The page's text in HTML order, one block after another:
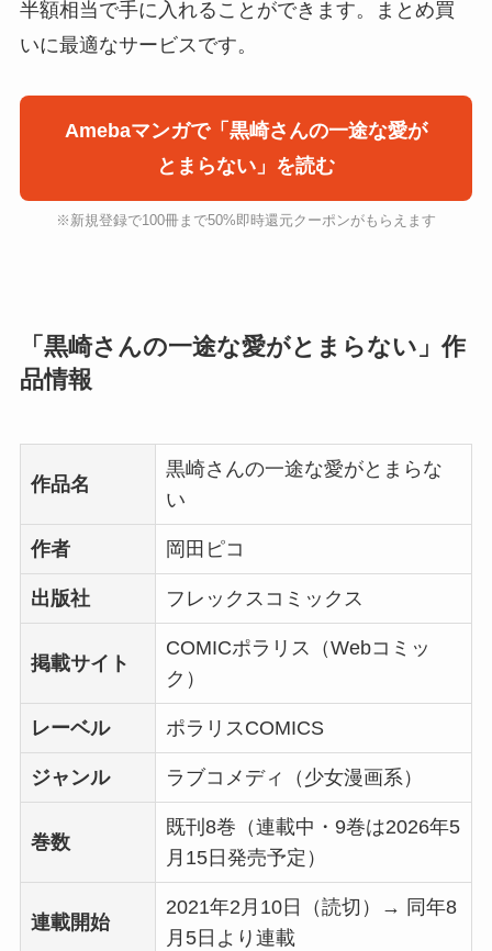
半額相当で手に入れることができます。まとめ買
いに最適なサービスです。
Amebaマンガで「黒崎さんの一途な愛が
とまらない」を読む
※新規登録で100冊まで50%即時還元クーポンがもらえます
「黒崎さんの一途な愛がとまらない」作
品情報
作品名
黒崎さんの一途な愛がとまらな
い
作者 岡田ピコ
出版社 フレックスコミックス
掲載サイト
COMICポラリス（Webコミッ
ク）
レーベル ポラリスCOMICS
ジャンル ラブコメディ（少女漫画系）
巻数
既刊8巻（連載中・9巻は2026年5
月15日発売予定）
連載開始
2021年2月10日（読切）→ 同年8
月5日より連載